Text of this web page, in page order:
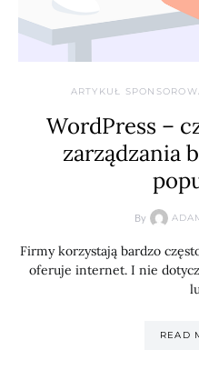
ARTYKUŁ
WordPress –
zarządzania
By
Firmy korzystają bardzo
oferuje internet. I nie
READ